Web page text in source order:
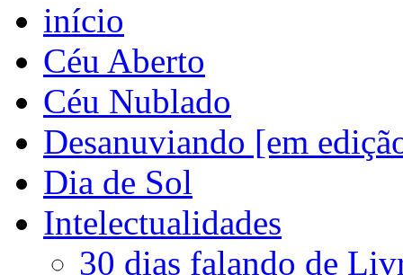
início
Céu Aberto
Céu Nublado
Desanuviando [em
Dia de Sol
Intelectualidades
30 dias falando de